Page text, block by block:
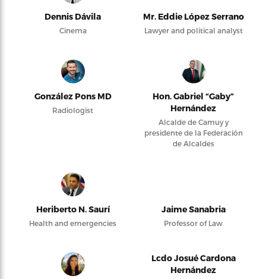
Dennis Dávila
Cinema
Mr. Eddie López Serrano
Lawyer and political analyst
González Pons MD
Radiologist
Hon. Gabriel “Gaby”
Hernández
Alcalde de Camuy y
presidente de la Federación
de Alcaldes
Heriberto N. Saurí
Health and emergencies
Jaime Sanabria
Professor of Law
Lcdo Josué Cardona
Hernández